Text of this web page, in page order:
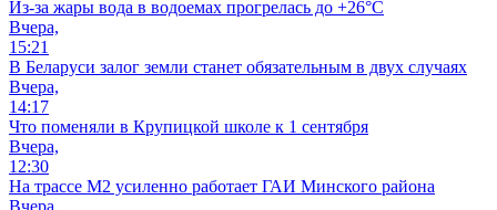
Из-за жары вода в водоемах прогрелась до +26°C
Вчера,
15:21
В Беларуси залог земли станет обязательным в двух случаях
Вчера,
14:17
Что поменяли в Крупицкой школе к 1 сентября
Вчера,
12:30
На трассе М2 усиленно работает ГАИ Минского района